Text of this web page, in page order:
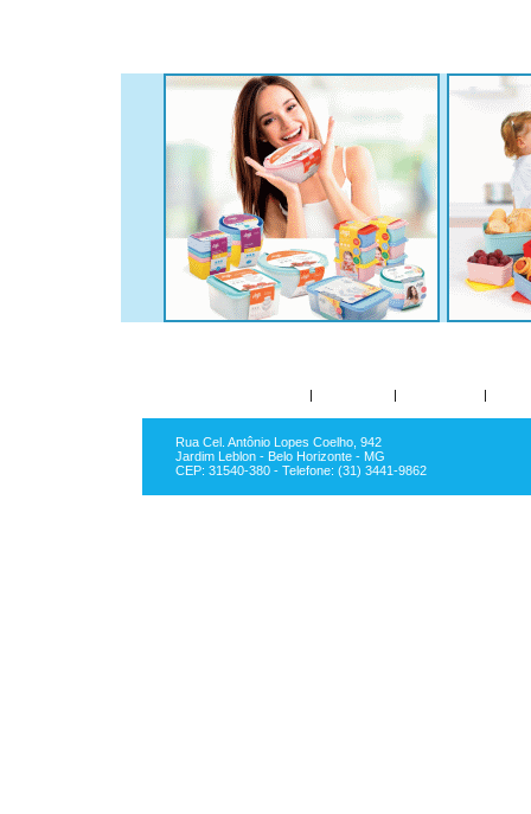
| | |
Rua Cel. Antônio Lopes Coelho, 942
Jardim Leblon - Belo Horizonte - MG
CEP: 31540-380 - Telefone: (31) 3441-9862